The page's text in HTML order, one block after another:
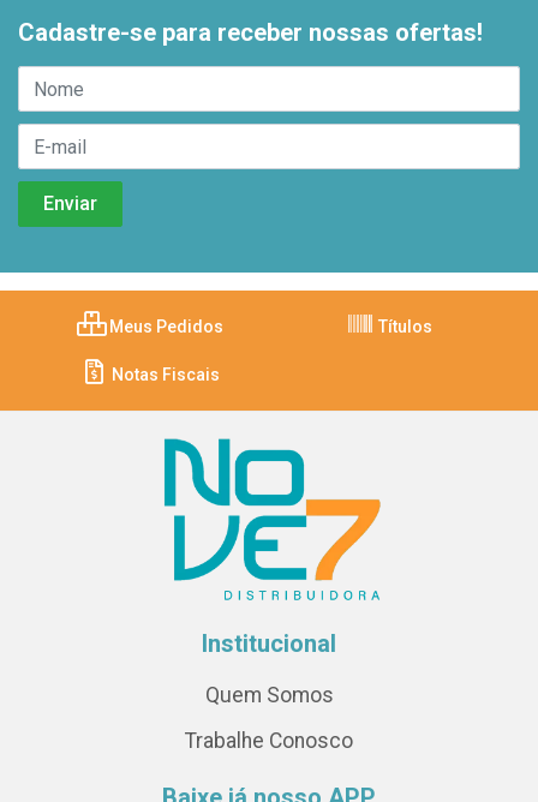
Cadastre-se para receber nossas ofertas!
Meus Pedidos Títulos
Notas Fiscais
Institucional
Quem Somos
Trabalhe Conosco